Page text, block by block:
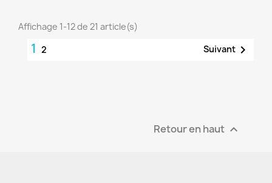
Affichage 1-12 de 21 article(s)
1 2 Suivant 
Retour en haut 